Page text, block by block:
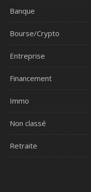
Banque
Bourse/Crypto
Entreprise
Financement
Immo
Non classé
Retraite